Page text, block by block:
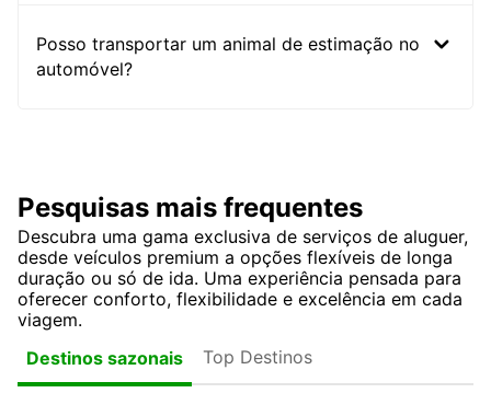
Posso transportar um animal de estimação no
automóvel?
Pesquisas mais frequentes
Descubra uma gama exclusiva de serviços de aluguer,
desde veículos premium a opções flexíveis de longa
duração ou só de ida. Uma experiência pensada para
oferecer conforto, flexibilidade e excelência em cada
viagem.
Destinos sazonais
Top Destinos